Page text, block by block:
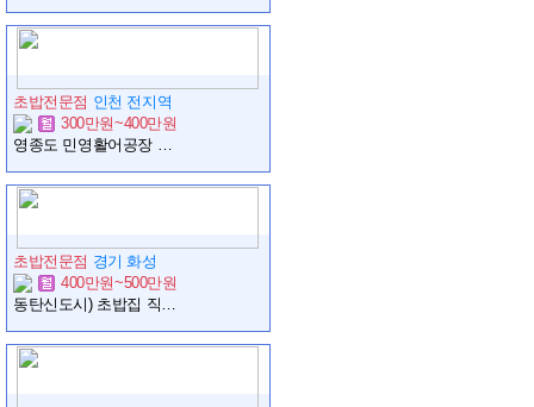
초밥전문점 인천 전지역
300만원~400만원
영종도 민영활어공장 과장님 모십니다.
초밥전문점 경기 화성
400만원~500만원
동탄신도시) 초밥집 직원 모집합니다